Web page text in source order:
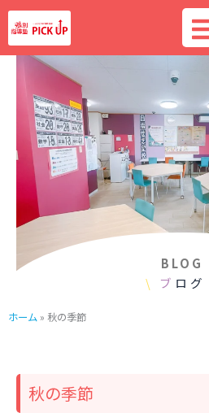
内
容
を
BLOG
\
ブ ログ
ホーム » 秋の季節
秋の季節